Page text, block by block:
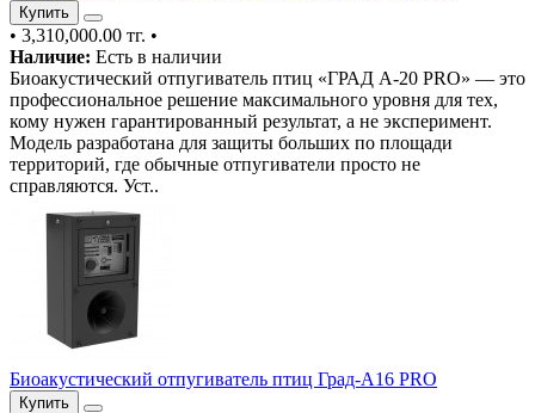
Купить
• 3,310,000.00 тг. •
Наличие: Есть в наличии
Биоакустический отпугиватель птиц «ГРАД A-20 PRO» — это
профессиональное решение максимального уровня для тех,
кому нужен гарантированный результат, а не эксперимент.
Модель разработана для защиты больших по площади
территорий, где обычные отпугиватели просто не
справляются. Уст..
Биоакустический отпугиватель птиц Град-А16 PRO
Купить